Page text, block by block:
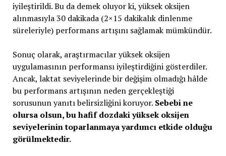
iyileştirildi. Bu da demek oluyor ki, yüksek oksijen
alınmasıyla 30 dakikada (2×15 dakikalık dinlenme
süreleriyle) performans artışını sağlamak mümkündür.
Sonuç olarak, araştırmacılar yüksek oksijen
uygulamasının performansı iyileştirdiğini gösterdiler.
Ancak, laktat seviyelerinde bir değişim olmadığı hâlde
bu performans artışının neden gerçekleştiği
sorusunun yanıtı belirsizliğini koruyor. Sebebi ne
olursa olsun, bu hafif dozdaki yüksek oksijen
seviyelerinin toparlanmaya yardımcı etkide olduğu
görülmektedir.